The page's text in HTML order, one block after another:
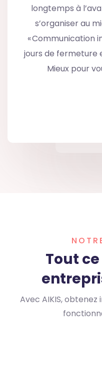
longtemps à
s’organiser au
« Communication
jours de fermeture
Mieux pour
Tout
Avec AIKIS,